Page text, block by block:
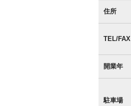
本住所
TEL/FAX
開業年
駐車場